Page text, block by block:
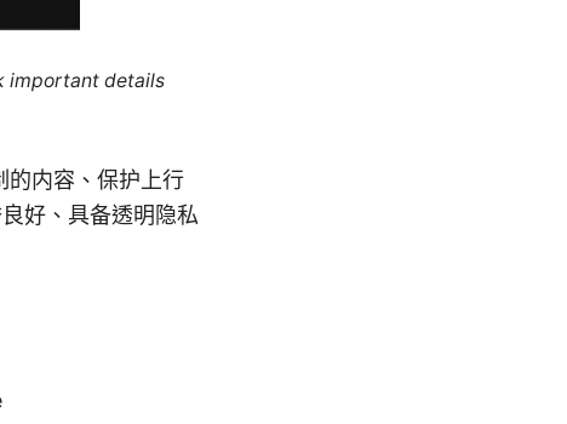
important details
的内容、保护上行
好、具备透明隐私